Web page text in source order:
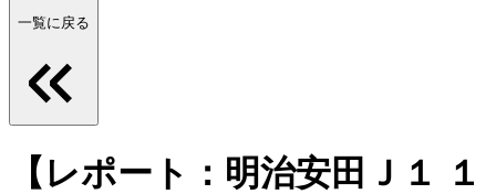
一覧に戻る
【レポート：明治安田Ｊ１ １